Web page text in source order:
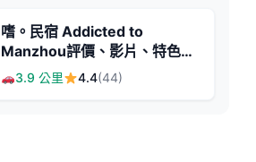
嗜。民宿 Addicted to
Manzhou評價、影片、特色體
驗、房價資訊、訂房連結 - 寵
3.9 公里 4.4(44)